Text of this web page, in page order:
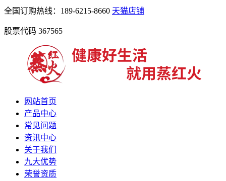
全国订购热线：189-6215-8660 天猫店铺
股票代码 367565
网站首页
产品中心
常见问题
资讯中心
关于我们
九大优势
荣誉资质